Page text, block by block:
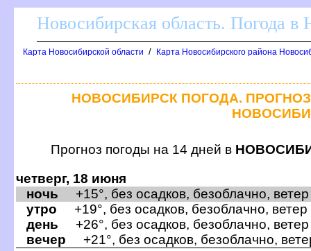
Новосибирская область. Погода в
Карта Новосибирской области / Карта Новосибирского района
НОВОСИБИРСК ПОГОДА.
Прогноз погоды на 14 дней
четверг, 18 июня
ночь +15°, без осадков, безоблачно,
утро +19°, без осадков, безоблачно,
день +26°, без осадков, безоблачно,
ечер +21°, без осадков, безоблачно,